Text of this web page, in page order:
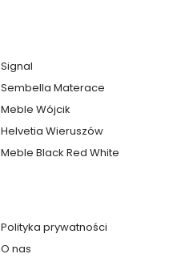
Signal
Sembella Materace
Meble Wójcik
Helvetia Wieruszów
Meble Black Red White
Polityka prywatności
O nas